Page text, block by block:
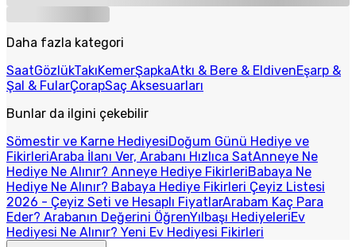
Daha fazla kategori
SaatGözlükTakıKemerŞapkaAtkı & Bere & EldivenEşarp &
Şal & FularÇorapSaç Aksesuarları
Bunlar da ilgini çekebilir
Sömestir ve Karne HediyesiDoğum Günü Hediye ve
FikirleriAraba İlanı Ver, Arabanı Hızlıca SatAnneye Ne
Hediye Ne Alınır? Anneye Hediye FikirleriBabaya Ne
Hediye Ne Alınır? Babaya Hediye Fikirleri Çeyiz Listesi
2026 - Çeyiz Seti ve Hesaplı FiyatlarArabam Kaç Para
Eder? Arabanın Değerini ÖğrenYılbaşı HediyeleriEv
Hediyesi Ne Alınır? Yeni Ev Hediyesi Fikirleri